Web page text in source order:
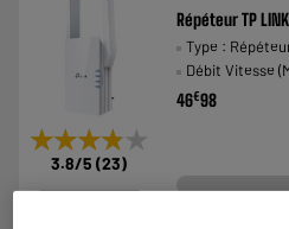
★★★★★
★★★★★
3.8/5 (23)
Répéteur TP
Type :
Débit Vitesse
46€98